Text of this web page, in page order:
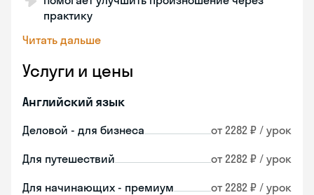
практику
Читать дальше
Услуги и цены
Английский язык
Деловой - для бизнеса от 2282 ₽ / урок
Для путешествий от 2282 ₽ / урок
Для начинающих - премиум от 2282 ₽ / урок